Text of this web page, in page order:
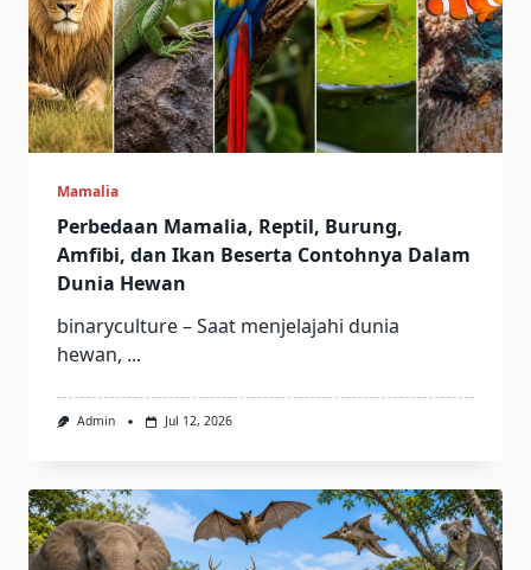
Mamalia
Perbedaan Mamalia, Reptil, Burung,
Amfibi, dan Ikan Beserta Contohnya Dalam
Dunia Hewan
binaryculture – Saat menjelajahi dunia
hewan, ...
Admin Jul 12, 2026